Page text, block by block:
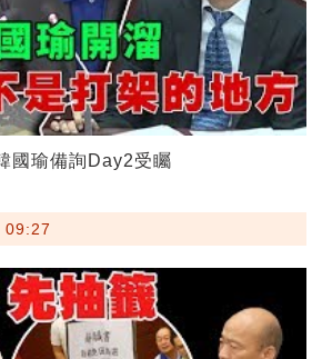
國瑜備詢Day2受矚
09:27